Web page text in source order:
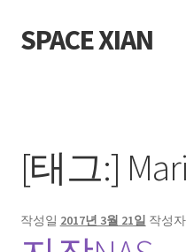
탐
색
기
컨
텐
기
SPACE XIAN
Bible Reading Schedule
Bible Reading Schedule
[태그:]
작성일 2017년 3월 21일 작성자